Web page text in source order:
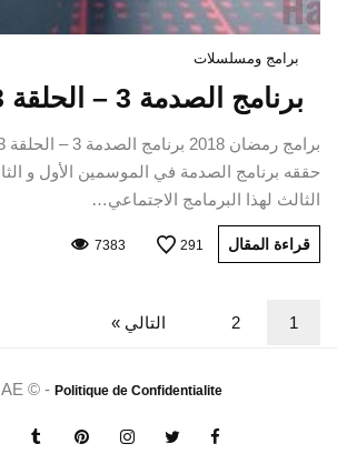
برامج ومسلسلات
برنامج الصدمة 3 – الحلقة 13
حققه برنامج الصدمة في الموسمين الأول و
الثالث لهذا البرمامج الاجتماعي…
قراءة المقال 291
7383
1
2 التالي »
© - Politique de Confidentialite